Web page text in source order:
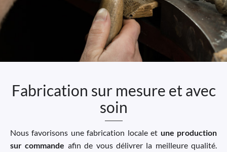
Fabrication sur mesure et avec
soin
Nous favorisons une fabrication locale et une production
sur commande afin de vous délivrer la meilleure qualité.